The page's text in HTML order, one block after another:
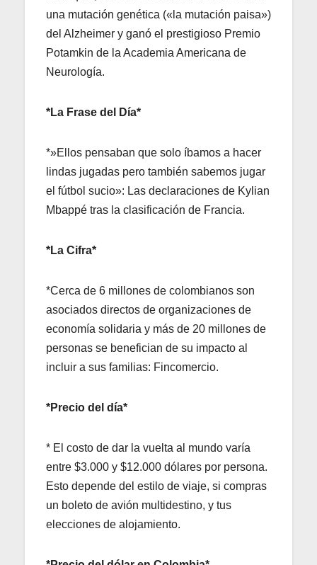
una mutación genética («la mutación paisa»)
del Alzheimer y ganó el prestigioso Premio
Potamkin de la Academia Americana de
Neurología.
*La Frase del Día*
*»Ellos pensaban que solo íbamos a hacer
lindas jugadas pero también sabemos jugar
el fútbol sucio»: Las declaraciones de Kylian
Mbappé tras la clasificación de Francia.
*La Cifra*
*Cerca de 6 millones de colombianos son
asociados directos de organizaciones de
economía solidaria y más de 20 millones de
personas se benefician de su impacto al
incluir a sus familias: Fincomercio.
*Precio del día*
* El costo de dar la vuelta al mundo varía
entre $3.000 y $12.000 dólares por persona.
Esto depende del estilo de viaje, si compras
un boleto de avión multidestino, y tus
elecciones de alojamiento.